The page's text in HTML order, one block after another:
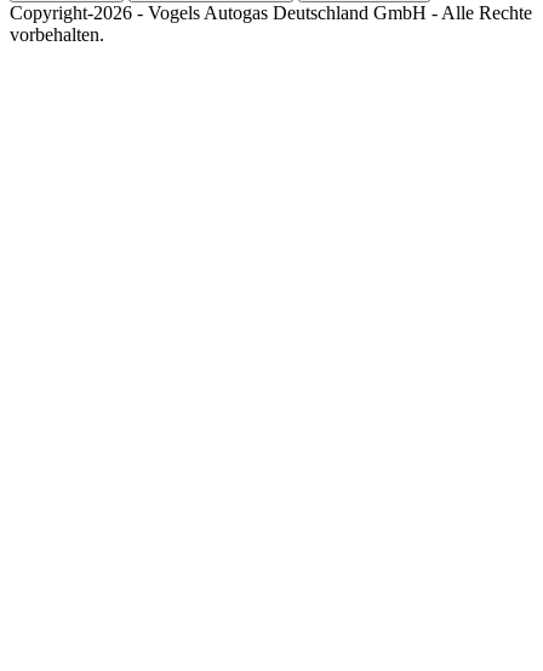
Copyright-2026 - Vogels Autogas Deutschland GmbH - Alle Rechte
vorbehalten.